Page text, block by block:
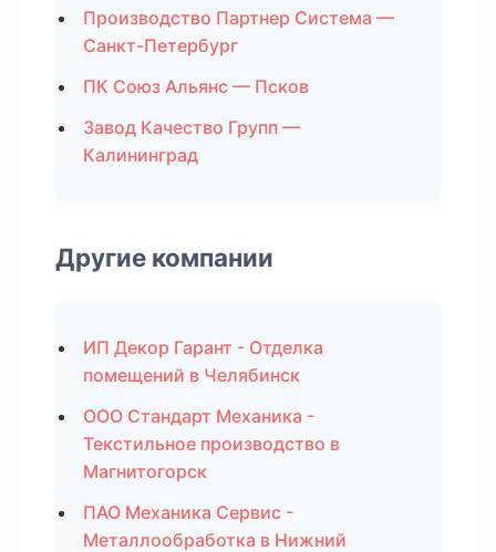
Производство Партнер Система —
Санкт-Петербург
ПК Союз Альянс — Псков
Завод Качество Групп —
Калининград
Другие компании
ИП Декор Гарант - Отделка
помещений в Челябинск
ООО Стандарт Механика -
Текстильное производство в
Магнитогорск
ПАО Механика Сервис -
Металлообработка в Нижний